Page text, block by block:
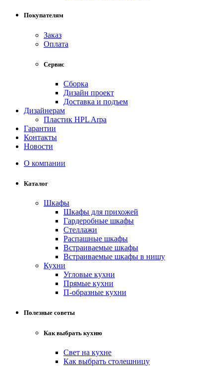
Покупателям
Заказ
Оплата
Сервис
Сборка
Дизайн проект
Доставка и подъем
Дизайнерам
Пластик HPL Arpa
Гарантии
Контакты
Новости
О компании
Каталог
Шкафы
Шкафы для прихожей
Гардеробные шкафы
Стеллажи
Распашные шкафы
Встраиваемые шкафы
Встраиваемые шкафы в нишу
Кухни
Угловые кухни
Прямые кухни
П-образные кухни
Полезные советы
Как выбрать кухню
Свет на кухне
Как выбрать столешницу